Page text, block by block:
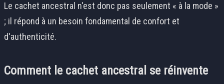
Le cachet ancestral n'est donc pas seulement « à la mode »
; il répond à un besoin fondamental de confort et
d'authenticité.
Comment le cachet ancestral se réinvente